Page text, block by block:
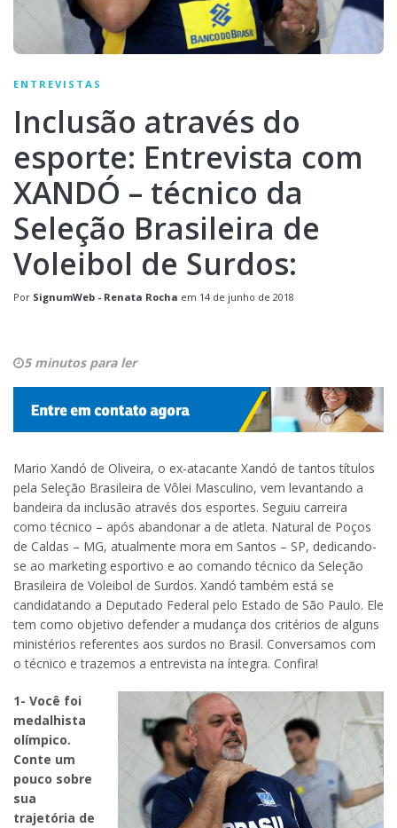
ENTREVISTAS
Inclusão através do
esporte: Entrevista com
XANDÓ – técnico da
Seleção Brasileira de
Voleibol de Surdos:
Por SignumWeb - Renata Rocha em 14 de junho de 2018
5 minutos para ler
Mario Xandó de Oliveira, o ex-atacante Xandó de tantos títulos
pela Seleção Brasileira de Vôlei Masculino, vem levantando a
bandeira da inclusão através dos esportes. Seguiu carreira
como técnico – após abandonar a de atleta. Natural de Poços
de Caldas – MG, atualmente mora em Santos – SP, dedicando-
se ao marketing esportivo e ao comando técnico da Seleção
Brasileira de Voleibol de Surdos. Xandó também está se
candidatando a Deputado Federal pelo Estado de São Paulo. Ele
tem como objetivo defender a mudança dos critérios de alguns
ministérios referentes aos surdos no Brasil. Conversamos com
o técnico e trazemos a entrevista na íntegra. Confira!
1- Você foi
medalhista
olímpico.
Conte um
pouco sobre
sua
trajetória de